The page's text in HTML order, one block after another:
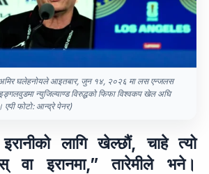
अमिर घलेहनोयले आइतबार, जुन १४, २०२६ मा लस एन्जलस
न्युजिल्याण्ड विरुद्धको फिफा विश्वकप खेल अघि
एपी फोटो: आन्द्रे पेनर)
लागि खेल्छौं, चाहे त्यो
वा इरानमा,” तारेमीले भने।